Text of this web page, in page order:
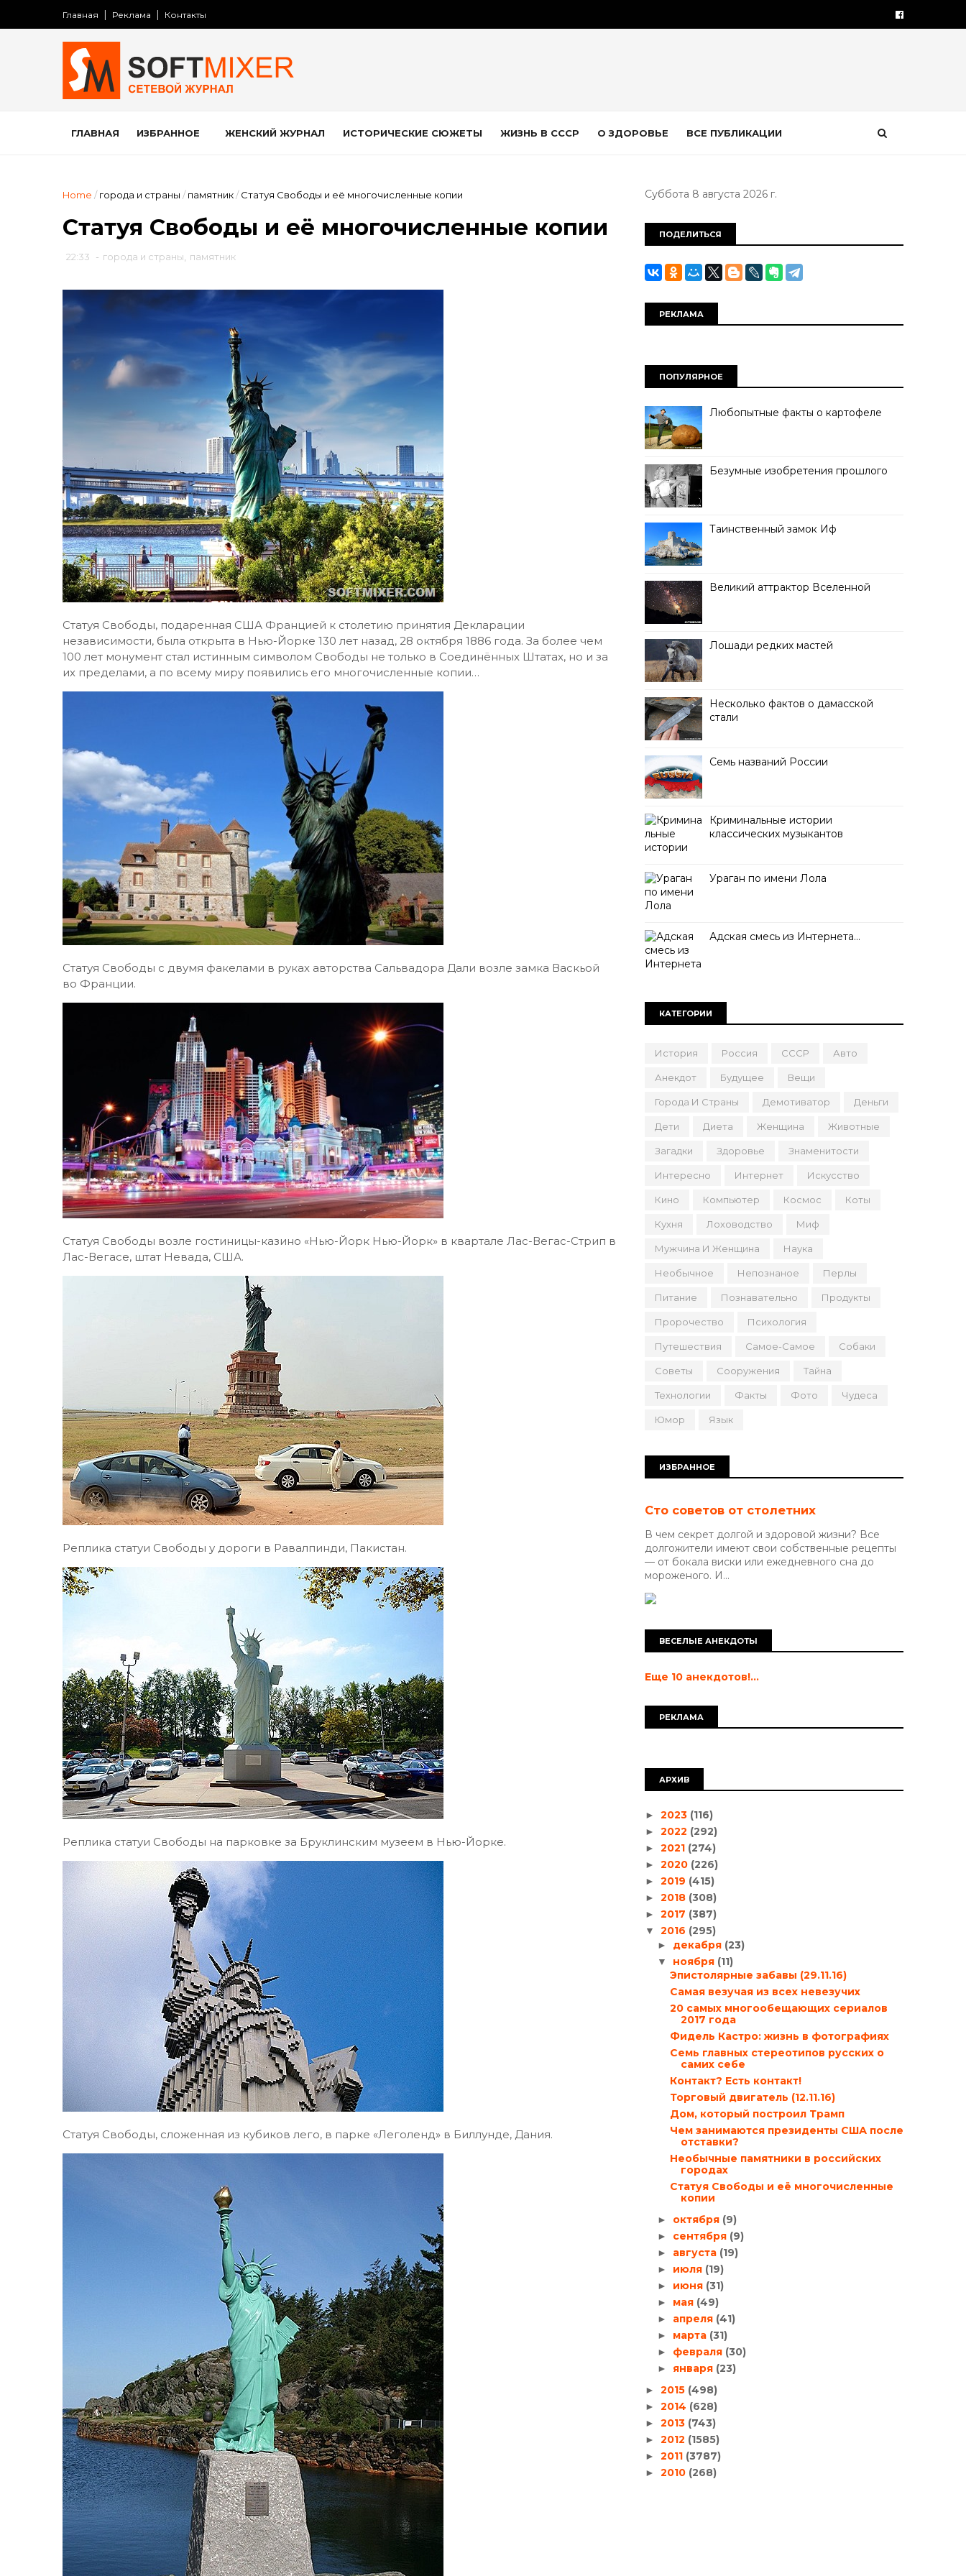
Главная Реклама Контакты
ГЛАВНАЯ ИЗБРАННОЕ ЖЕНСКИЙ ЖУРНАЛ ИСТОРИЧЕСКИЕ СЮЖЕТЫ ЖИЗНЬ В СССР О ЗДОРОВЬЕ ВСЕ ПУБЛИКАЦИИ
Home / города и страны / памятник/ Статуя Свободы и её многочисленные копии
Статуя Свободы и её многочисленные копии
22:33 - города и страны памятник
Статуя Свободы, подаренная США Францией к столетию принятия Декларации
независимости, была открыта в Нью-Йорке 130 лет назад, 28 октября 1886 года. За более чем
100 лет монумент стал истинным символом Свободы не только в Соединённых Штатах, но и за
их пределами, а по всему миру появились его многочисленные копии…
Статуя Свободы с двумя факелами в руках авторства Сальвадора Дали возле замка Васкьой
во Франции.
Статуя Свободы возле гостиницы-казино «Нью-Йорк Нью-Йорк» в квартале Лас-Вегас-Стрип в
Лас-Вегасе, штат Невада, США.
Реплика статуи Свободы у дороги в Равалпинди, Пакистан.
Реплика статуи Свободы на парковке за Бруклинским музеем в Нью-Йорке.
Статуя Свободы, сложенная из кубиков лего, в парке «Леголенд» в Биллунде, Дания.
Суббота 8 августа 2026 г.
ПОДЕЛИТЬСЯ
РЕКЛАМА
ПОПУЛЯРНОЕ
Любопытные факты о картофеле
Безумные изобретения прошлого
Таинственный замок Иф
Великий аттрактор Вселенной
Лошади редких мастей
Несколько фактов о дамасской
стали
Семь названий России
Криминальные истории
классических музыкантов
Ураган по имени Лола
Адская смесь из Интернета…
КАТЕГОРИИ
История Россия СССР Авто
Анекдот Будущее Вещи
Города И Страны Демотиватор Деньги
Дети Диета Женщина Животные
Загадки Здоровье Знаменитости
Интересно Интернет Искусство
Кино Компьютер Космос Коты
Кухня Лоховодство Миф
Мужчина И Женщина Наука
Необычное Непознаное Перлы
Питание Познавательно Продукты
Пророчество Психология
Путешествия Самое-Самое Собаки
Советы Сооружения Тайна
Технологии Факты Фото Чудеса
Юмор Язык
ИЗБРАННОЕ
Сто советов от столетних
В чем секрет долгой и здоровой жизни? Все
долгожители имеют свои собственные рецепты
— от бокала виски или ежедневного сна до
мороженого. И...
ВЕСЕЛЫЕ АНЕКДОТЫ
Еще 10 анекдотов!...
РЕКЛАМА
АРХИВ
► 2023 (116)
► 2022 (292)
► 2021 (274)
► 2020 (226)
► 2019 (415)
► 2018 (308)
► 2017 (387)
▼ 2016 (295)
► декабря (23)
▼ ноября (11)
Эпистолярные забавы (29.11.16)
Самая везучая из всех невезучих
20 самых многообещающих сериалов
2017 года
Фидель Кастро: жизнь в фотографиях
Семь главных стереотипов русских о
самих себе
Контакт? Есть контакт!
Торговый двигатель (12.11.16)
Дом, который построил Трамп
Чем занимаются президенты США после
отставки?
Необычные памятники в российских
городах
Статуя Свободы и её многочисленные
копии
► октября (9)
► сентября (9)
► августа (19)
► июля (19)
► июня (31)
► мая (49)
► апреля (41)
► марта (31)
► февраля (30)
► января (23)
► 2015 (498)
► 2014 (628)
► 2013 (743)
► 2012 (1585)
► 2011 (3787)
► 2010 (268)